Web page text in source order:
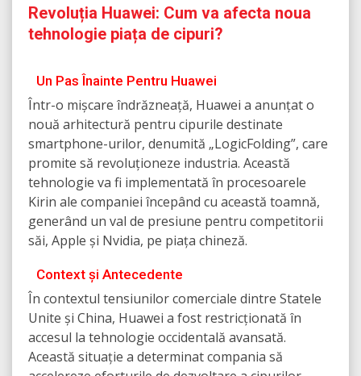
Revoluția Huawei: Cum va afecta noua
tehnologie piața de cipuri?
Un Pas Înainte Pentru Huawei
Într-o mișcare îndrăzneață, Huawei a anunțat o
nouă arhitectură pentru cipurile destinate
smartphone-urilor, denumită „LogicFolding”, care
promite să revoluționeze industria. Această
tehnologie va fi implementată în procesoarele
Kirin ale companiei începând cu această toamnă,
generând un val de presiune pentru competitorii
săi, Apple și Nvidia, pe piața chineză.
Context și Antecedente
În contextul tensiunilor comerciale dintre Statele
Unite și China, Huawei a fost restricționată în
accesul la tehnologie occidentală avansată.
Această situație a determinat compania să